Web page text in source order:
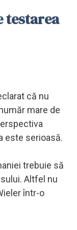
testarea
că nu
mare de
este serioasă.
trebuie să
Altfel nu
într-o